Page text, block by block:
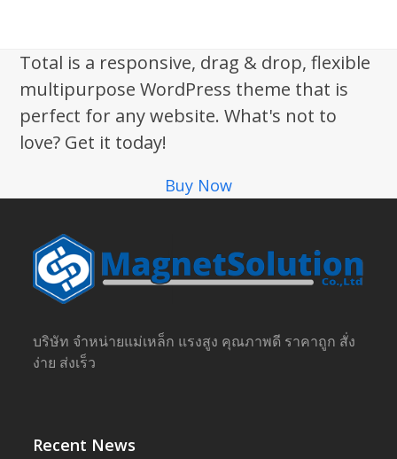
Total is a responsive, drag & drop, flexible
multipurpose WordPress theme that is
perfect for any website. What's not to
love? Get it today!
Buy Now
บริษัท จำหน่ายแม่เหล็ก แรงสูง คุณภาพดี ราคาถูก สั่ง
ง่าย ส่งเร็ว
Recent News